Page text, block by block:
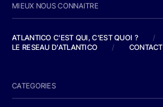
MIEUX NOUS CONNAITRE
ATLANTICO C'EST QUI, C'EST QUOI ?
/
LE RESEAU D'ATLANTICO
/ CONTACT
CATEGORIES